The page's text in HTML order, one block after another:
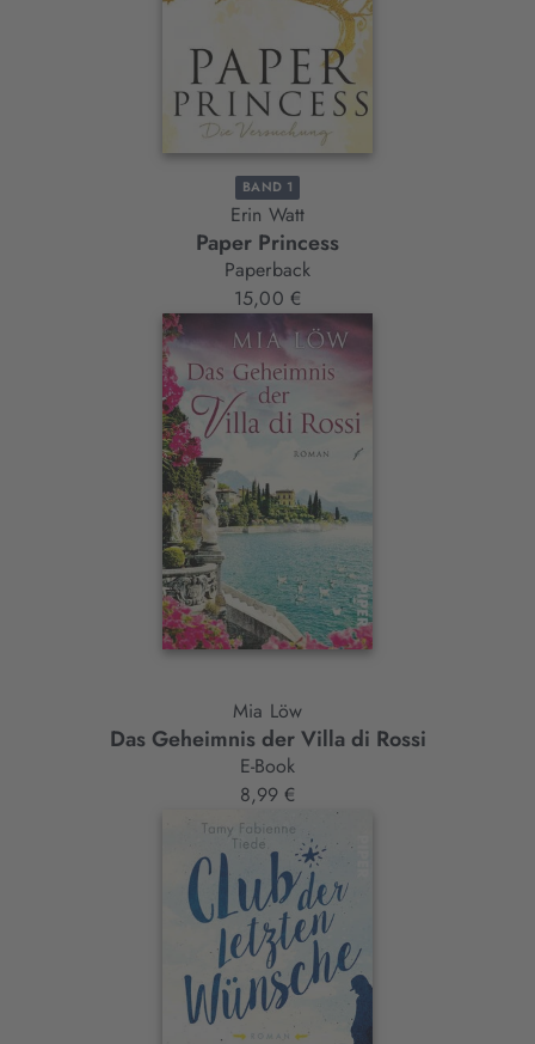
BAND 1
Erin Watt
Paper Princess
Paperback
15,00 €
Mia Löw
Das Geheimnis der Villa di Rossi
E-Book
8,99 €